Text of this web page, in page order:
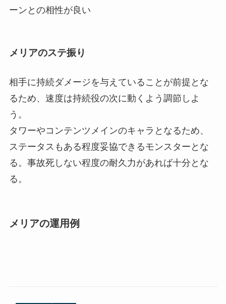
ーンとの相性が良い
メリアのステ振り
相手に持続ダメージを与えていることが前提とな
るため、速度は持続役の次に動くよう調節しよ
う。
タワーやコンテンツメインのキャラとなるため、
ステータスもある程度妥協できるモンスターとな
る。事故死しない程度の耐久力があれば十分とな
る。
メリアの運用例